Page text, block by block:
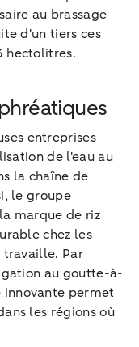
au brassage
d'un tiers ces
hectolitres.
entreprises
de l'eau au
la chaîne de
le groupe
marque de riz
chez les
travaille. Par
au goutte-à-
permet
les régions où